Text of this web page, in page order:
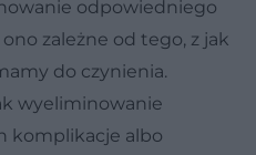
odpowiedniego
zależne od tego, z jak
do czynienia.
wyeliminowanie
komplikacje albo